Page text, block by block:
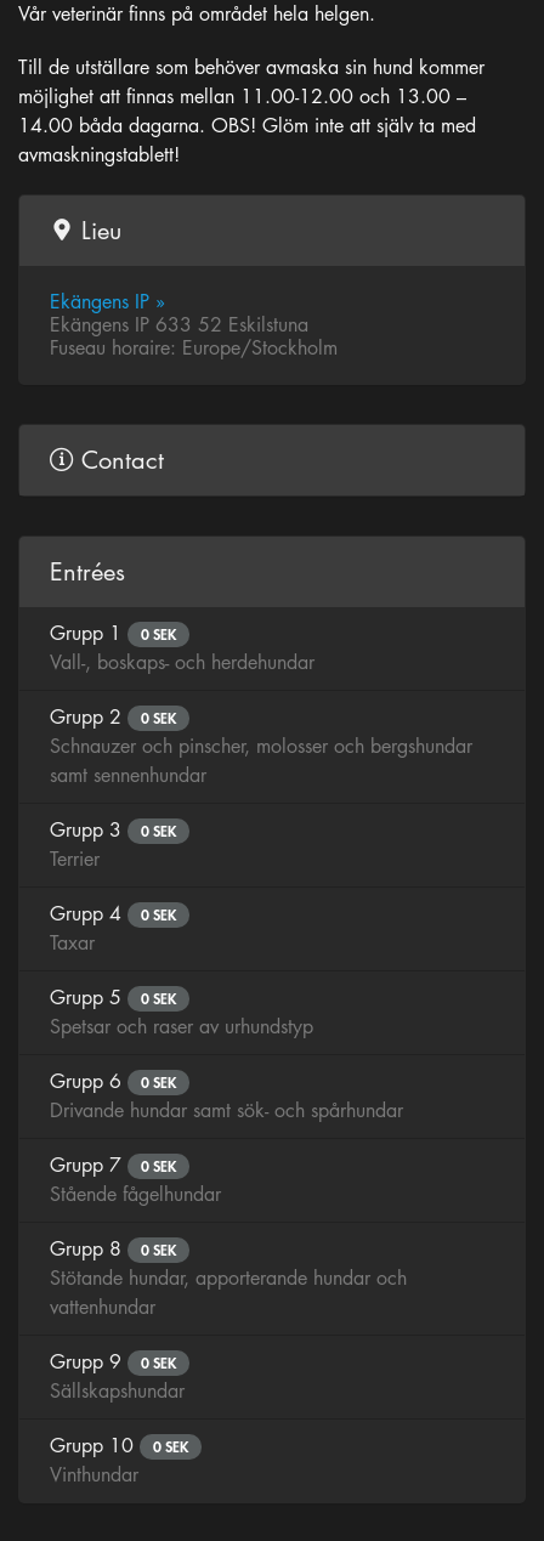
Vår veterinär finns på området hela helgen.
Till de utställare som behöver avmaska sin hund kommer
möjlighet att finnas mellan 11.00-12.00 och 13.00 –
14.00 båda dagarna. OBS! Glöm inte att själv ta med
avmaskningstablett!
Lieu
Ekängens IP »
Ekängens IP 633 52 Eskilstuna
Fuseau horaire: Europe/Stockholm
Contact
Entrées
Grupp 1 0 SEK
Vall-, boskaps- och herdehundar
Grupp 2 0 SEK
Schnauzer och pinscher, molosser och bergshundar
samt sennenhundar
Grupp 3 0 SEK
Terrier
Grupp 4 0 SEK
Taxar
Grupp 5 0 SEK
Spetsar och raser av urhundstyp
Grupp 6 0 SEK
Drivande hundar samt sök- och spårhundar
Grupp 7 0 SEK
Stående fågelhundar
Grupp 8 0 SEK
Stötande hundar, apporterande hundar och
vattenhundar
Grupp 9 0 SEK
Sällskapshundar
Grupp 10 0 SEK
Vinthundar